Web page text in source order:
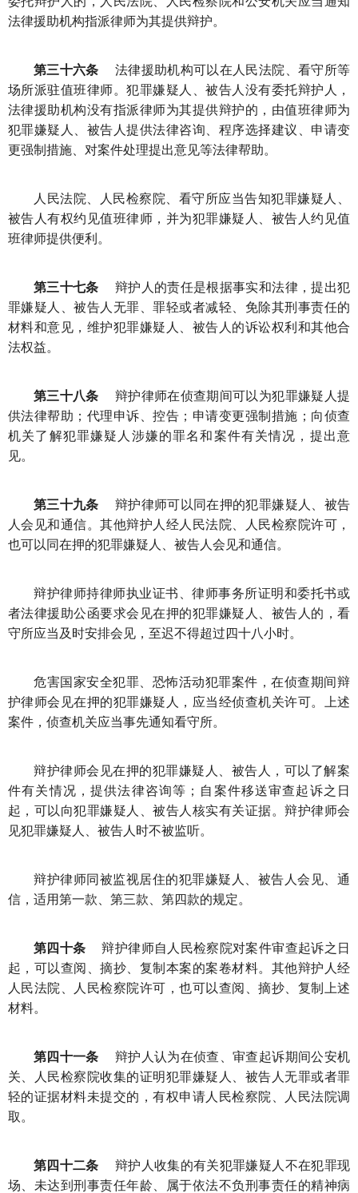
法律援助机构指派律师为其提供辩护。
第三十六条
法律援助机构可以在人民法院、看守所等
场所派驻值班律师。犯罪嫌疑人、被告人没有委托辩护人，
法律援助机构没有指派律师为其提供辩护的，由值班律师为
犯罪嫌疑人、被告人提供法律咨询、程序选择建议、申请变
更强制措施、对案件处理提出意见等法律帮助。
人民法院、人民检察院、看守所应当告知犯罪嫌疑人、
被告人有权约见值班律师，并为犯罪嫌疑人、被告人约见值
班律师提供便利。
第三十七条
辩护人的责任是根据事实和法律，提出犯
罪嫌疑人、被告人无罪、罪轻或者减轻、免除其刑事责任的
材料和意见，维护犯罪嫌疑人、被告人的诉讼权利和其他合
法权益。
第三十八条
辩护律师在侦查期间可以为犯罪嫌疑人提
供法律帮助；代理申诉、控告；申请变更强制措施；向侦查
机关了解犯罪嫌疑人涉嫌的罪名和案件有关情况，提出意
见。
第三十九条
辩护律师可以同在押的犯罪嫌疑人、被告
人会见和通信。其他辩护人经人民法院、人民检察院许可，
也可以同在押的犯罪嫌疑人、被告人会见和通信。
辩护律师持律师执业证书、律师事务所证明和委托书或
者法律援助公函要求会见在押的犯罪嫌疑人、被告人的，看
守所应当及时安排会见，至迟不得超过四十八小时。
危害国家安全犯罪、恐怖活动犯罪案件，在侦查期间辩
护律师会见在押的犯罪嫌疑人，应当经侦查机关许可。上述
案件，侦查机关应当事先通知看守所。
辩护律师会见在押的犯罪嫌疑人、被告人，可以了解案
件有关情况，提供法律咨询等；自案件移送审查起诉之日
起，可以向犯罪嫌疑人、被告人核实有关证据。辩护律师会
见犯罪嫌疑人、被告人时不被监听。
辩护律师同被监视居住的犯罪嫌疑人、被告人会见、通
信，适用第一款、第三款、第四款的规定。
第四十条
辩护律师自人民检察院对案件审查起诉之日
起，可以查阅、摘抄、复制本案的案卷材料。其他辩护人经
人民法院、人民检察院许可，也可以查阅、摘抄、复制上述
材料。
第四十一条
辩护人认为在侦查、审查起诉期间公安机
关、人民检察院收集的证明犯罪嫌疑人、被告人无罪或者罪
轻的证据材料未提交的，有权申请人民检察院、人民法院调
取。
第四十二条
辩护人收集的有关犯罪嫌疑人不在犯罪现
场、未达到刑事责任年龄、属于依法不负刑事责任的精神病